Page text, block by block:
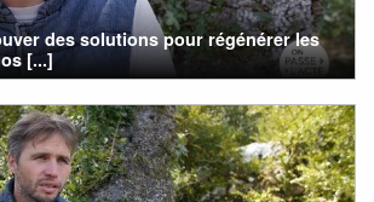
des solutions pour régénérer les
[...]